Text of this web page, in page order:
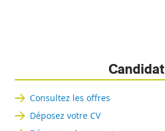
Candidat
Consultez les offres
Déposez votre CV